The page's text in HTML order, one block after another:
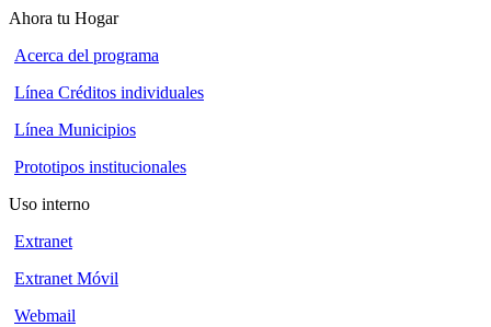
Ahora tu Hogar
Acerca del programa
Línea Créditos individuales
Línea Municipios
Prototipos institucionales
Uso interno
Extranet
Extranet Móvil
Webmail